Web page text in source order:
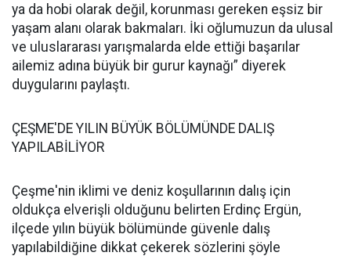
ya da hobi olarak değil, korunması gereken eşsiz bir
yaşam alanı olarak bakmaları. İki oğlumuzun da ulusal
ve uluslararası yarışmalarda elde ettiği başarılar
ailemiz adına büyük bir gurur kaynağı” diyerek
duygularını paylaştı.
ÇEŞME'DE YILIN BÜYÜK BÖLÜMÜNDE DALIŞ
YAPILABİLİYOR
Çeşme'nin iklimi ve deniz koşullarının dalış için
oldukça elverişli olduğunu belirten Erdinç Ergün,
ilçede yılın büyük bölümünde güvenle dalış
yapılabildiğine dikkat çekerek sözlerini şöyle